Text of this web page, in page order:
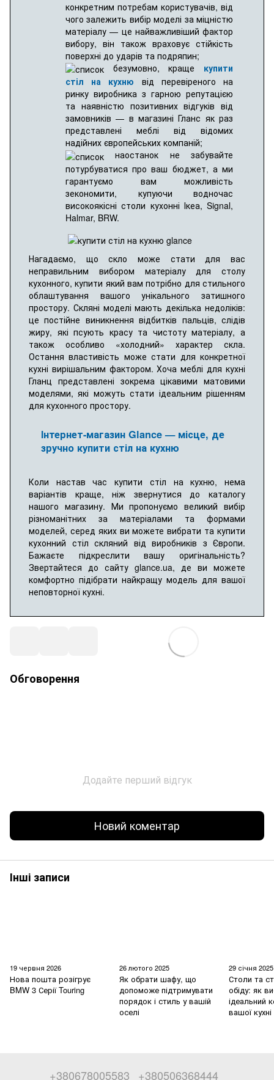
конкретним потребам користувачів, від
чого залежить вибір моделі за міцністю
матеріалу — це найважливіший фактор
вибору, він також враховує стійкість
поверхні до ударів та подряпин;
безумовно, краще купити
стіл на кухню від перевіреного на
ринку виробника з гарною репутацією
та наявністю позитивних відгуків від
замовників — в магазині Гланс як раз
представлені меблі від відомих
надійних європейських компаній;
наостанок не забувайте
потурбуватися про ваш бюджет, а ми
гарантуємо вам можливість
зекономити, купуючи водночас
високоякісні столи кухонні Ікеа, Signal,
Halmar, BRW.
Нагадаємо, що скло може стати для вас
неправильним вибором матеріалу для столу
кухонного, купити який вам потрібно для стильного
облаштування вашого унікального затишного
простору. Скляні моделі мають декілька недоліків:
це постійне виникнення відбитків пальців, слідів
жиру, які псують красу та чистоту матеріалу, а
також особливо «холодний» характер скла.
Остання властивість може стати для конкретної
кухні вирішальним фактором. Хоча меблі для кухні
Гланц представлені зокрема цікавими матовими
моделями, які можуть стати ідеальним рішенням
для кухонного простору.
Інтернет-магазин Glance — місце, де
зручно купити стіл на кухню
Коли настав час купити стіл на кухню, нема
варіантів краще, ніж звернутися до каталогу
нашого магазину. Ми пропонуємо великий вибір
різноманітних за матеріалами та формами
моделей, серед яких ви можете вибрати та купити
кухонний стіл скляний від виробників з Європи.
Бажаєте підкреслити вашу оригінальність?
Звертайтеся до сайту glance.ua, де ви можете
комфортно підібрати найкращу модель для вашої
неповторної кухні.
Обговорення
Додайте перший відгук
Новий коментар
Інші записи
19 червня 2026
Нова пошта розігрує
BMW 3 Серії Touring
26 лютого 2025
Як обрати шафу, що
допоможе підтримувати
порядок і стиль у вашій
оселі
29 січня 2025
Столи та
обіду: як
ідеальний
вашої кухні
+380678005583 +380506368444